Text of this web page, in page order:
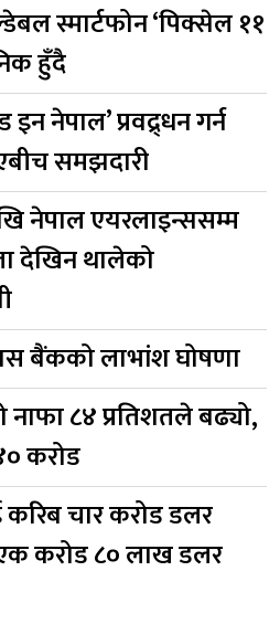
स्मार्टफोन ‘पिक्सेल ११
हुँदै
नेपाल’ प्रवद्र्धन गर्न
समझदारी
नेपाल एयरलाइन्ससम्म
देखिन थालेको
बैंकको लाभांश घोषणा
८४ प्रतिशतले बढ्यो,
करोड
चार करोड डलर
करोड ८० लाख डलर